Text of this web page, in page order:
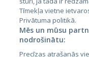
City24.lv
Tīmekļa vietne
Privātuma politikā.
Mēs un mūsu
nodrošinātu:
Precīzas atrašanās